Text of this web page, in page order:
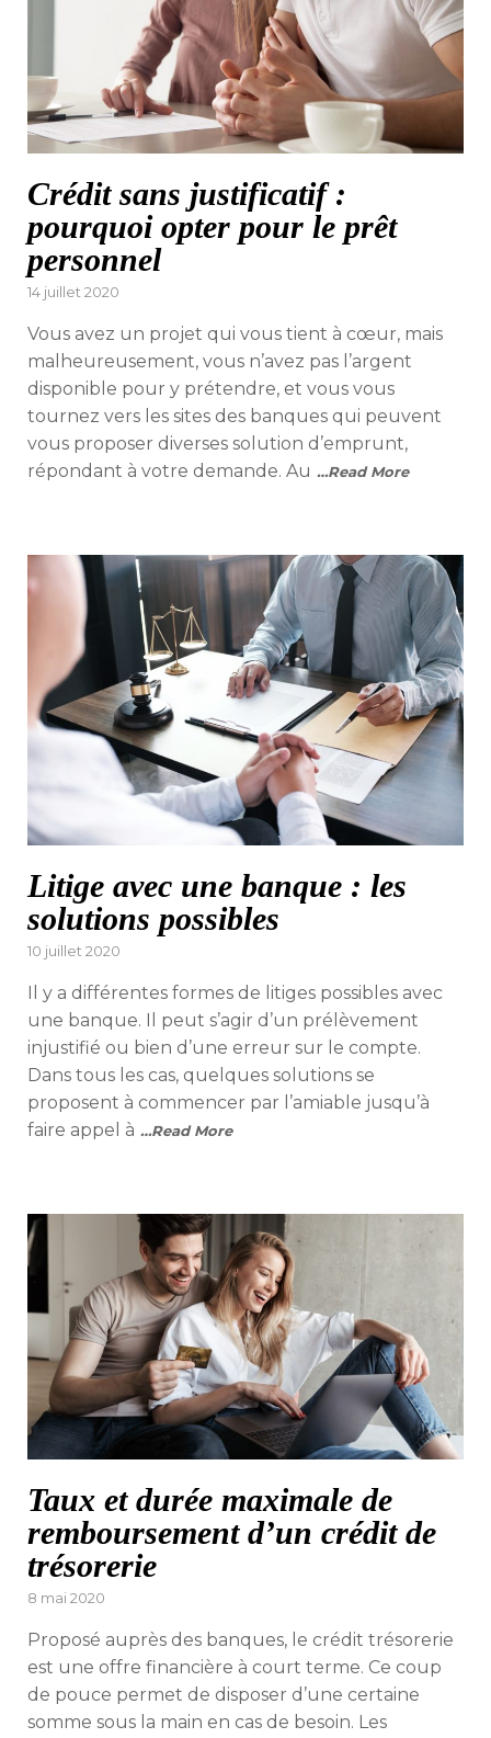
Crédit sans justificatif :
pourquoi opter pour le prêt
personnel
Posted
14 juillet 2020
Vous avez un projet qui vous tient à cœur, mais
malheureusement, vous n’avez pas l’argent
disponible pour y prétendre, et vous vous
tournez vers les sites des banques qui peuvent
vous proposer diverses solution d’emprunt,
répondant à votre demande. Au …Read More
Litige avec une banque : les
solutions possibles
Posted
10 juillet 2020
Il y a différentes formes de litiges possibles avec
une banque. Il peut s’agir d’un prélèvement
injustifié ou bien d’une erreur sur le compte.
Dans tous les cas, quelques solutions se
proposent à commencer par l’amiable jusqu’à
faire appel à …Read More
Taux et durée maximale de
remboursement d’un crédit de
trésorerie
Posted
8 mai 2020
Proposé auprès des banques, le crédit trésorerie
est une offre financière à court terme. Ce coup
de pouce permet de disposer d’une certaine
somme sous la main en cas de besoin. Les